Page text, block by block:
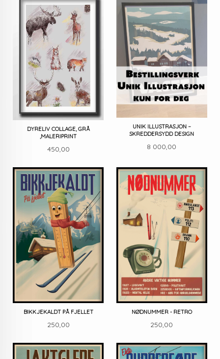
DYRELIV COLLAGE, GRÅ
,MALERIPRINT
Pris
450,00
UNIK ILLUSTRASJON –
SKREDDERSYDD DESIGN
Pris
8 000,00
BIKKJEKALDT PÅ FJELLET
Pris
250,00
NØDNUMMER - RETRO
Pris
250,00